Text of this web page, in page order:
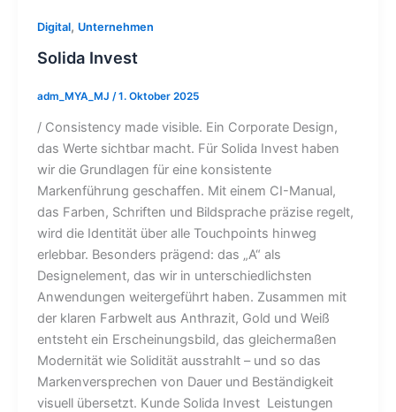
Digital, Unternehmen
Solida Invest
adm_MYA_MJ /1. Oktober 2025
/ Consistency made visible. Ein Corporate Design,
das Werte sichtbar macht. Für Solida Invest haben
wir die Grundlagen für eine konsistente
Markenführung geschaffen. Mit einem CI-Manual,
das Farben, Schriften und Bildsprache präzise regelt,
wird die Identität über alle Touchpoints hinweg
erlebbar. Besonders prägend: das „A“ als
Designelement, das wir in unterschiedlichsten
Anwendungen weitergeführt haben. Zusammen mit
der klaren Farbwelt aus Anthrazit, Gold und Weiß
entsteht ein Erscheinungsbild, das gleichermaßen
Modernität wie Solidität ausstrahlt – und so das
Markenversprechen von Dauer und Beständigkeit
visuell übersetzt. Kunde Solida Invest Leistungen